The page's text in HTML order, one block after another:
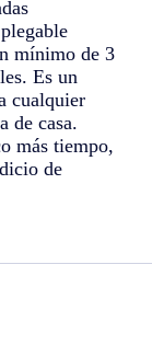
mínimo de 3
Es un
cualquier
de casa.
más tiempo,
de